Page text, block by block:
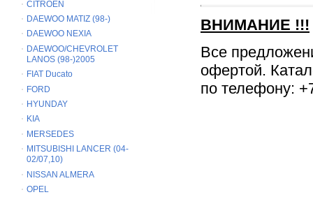
CITROEN
DAEWOO MATIZ (98-)
DAEWOO NEXIA
DAEWOO/CHEVROLET
LANOS (98-)2005
FIAT Ducato
FORD
HYUNDAY
KIA
MERSEDES
MITSUBISHI LANCER (04-
02/07,10)
NISSAN ALMERA
OPEL
ВНИМАНИЕ !!!
Все
офертой.
по телефону: